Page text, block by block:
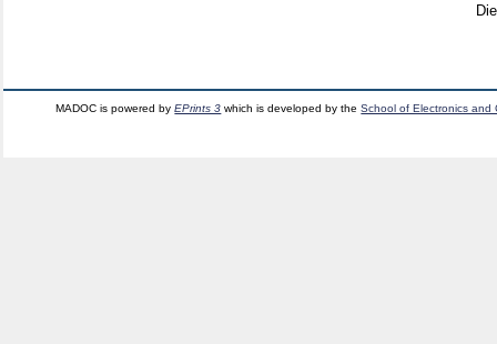
MADOC is powered byEPrints 3 which is developed by theSchool of Electronics and